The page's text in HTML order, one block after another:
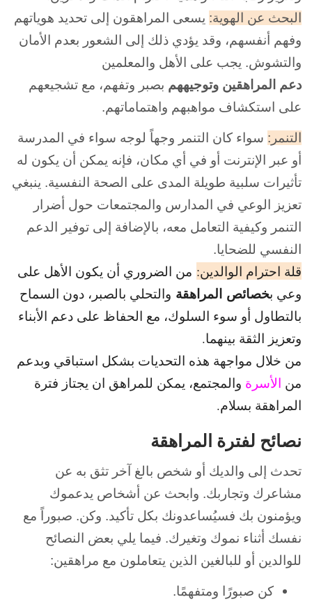
البحث عن الهوية: يسعى المراهقون إلى تحديد هوياتهم
وفهم أنفسهم، وقد يؤدي ذلك إلى الشعور بعدم الأمان
والتشوش. يجب على الأهل والمعلمين
دعم
المراهقين وتوجيههم بصبر وتفهم، مع تشجيعهم
على استكشاف مواهبهم واهتماماتهم.
التنمر: سواء كان التنمر وجهاً لوجه سواء في المدرسة
أو عبر الإنترنت أو في أي مكان، فإنه يمكن أن يكون له
تأثيرات سلبية طويلة المدى على الصحة النفسية. ينبغي
تعزيز الوعي في المدارس والمجتمعات حول أضرار
التنمر وكيفية التعامل معه، بالإضافة إلى توفير الدعم
النفسي للضحايا.
قلة احترام الوالدين: من الضروري أن يكون الأهل على
وعي بخصائص المراهقة والتحلي بالصبر، دون السماح
بالتطاول أو سوء السلوك، مع الحفاظ على دعم الأبناء
وتعزيز الثقة بينهما.
من خلال مواجهة هذه التحديات بشكل استباقي وبدعم
من الأسرة والمجتمع، يمكن للمراهق ان يجتاز فترة
المراهقة بسلام.
نصائح لفترة المراهقة
تحدث إلى والديك أو شخص بالغ آخر تثق به عن
مشاعرك وتجاربك. وابحث عن أشخاص يدعموك
ويؤمنون بك فسيُساعدونك بكل تأكيد. وكن. صبوراً مع
نفسك أثناء نموك وتغيرك. فيما يلي بعض النصائح
للوالدين أو للبالغين الذين يتعاملون مع مراهقين:
كن صبورًا ومتفهمًا.